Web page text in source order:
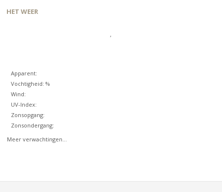
HET WEER
,
Apparent:
Vochtigheid: %
Wind:
UV-Index:
Zonsopgang:
Zonsondergang:
Meer verwachtingen...